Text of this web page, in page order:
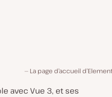
La page d’accueil
avec Vue 3, et ses